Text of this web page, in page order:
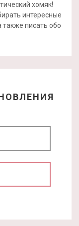
хомяк!
интересные
также писать обо